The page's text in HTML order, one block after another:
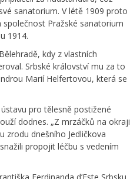
sanatorium. V létě 1909 proto
Pražské sanatorium
1914.
kdy z vlastních
Srbské království mu za to
Marií Helfertovou, která se
pro tělesně postižené
dodnes. „Z mrzáčků na okraji
zrodu dnešního Jedličkova
propojit léčbu s vedením